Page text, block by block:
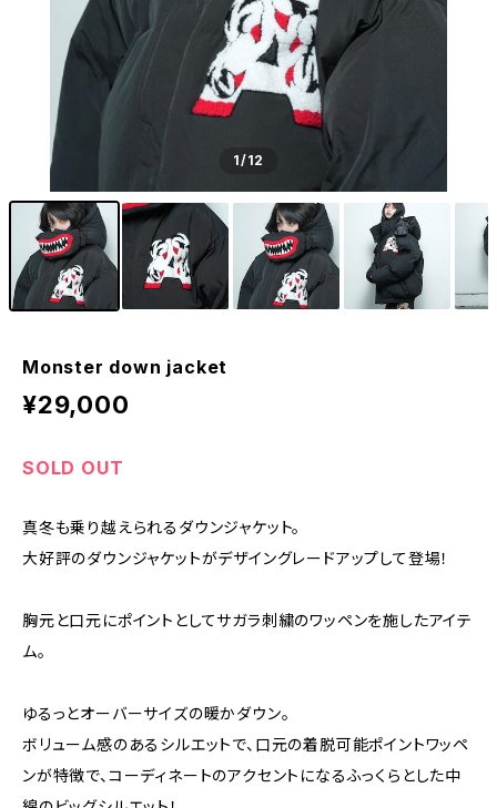
1/12
Monster down jacket
¥29,000
SOLD OUT
真冬も乗り越えられるダウンジャケット。
大好評のダウンジャケットがデザイングレードアップして登場！
胸元と口元にポイントとしてサガラ刺繍のワッペンを施したアイテ
ム。
ゆるっとオーバーサイズの暖かダウン。
ボリューム感のあるシルエットで、口元の着脱可能ポイントワッペ
ンが特徴で、コーディネートのアクセントになるふっくらとした中